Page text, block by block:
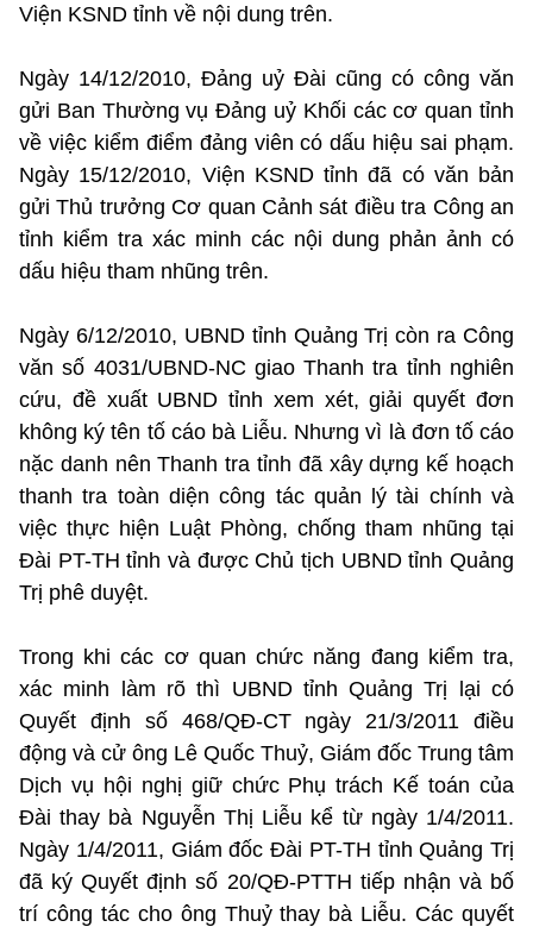
Viện KSND tỉnh về nội dung trên.
Ngày 14/12/2010, Đảng uỷ Đài cũng có công văn
gửi Ban Thường vụ Đảng uỷ Khối các cơ quan tỉnh
về việc kiểm điểm đảng viên có dấu hiệu sai phạm.
Ngày 15/12/2010, Viện KSND tỉnh đã có văn bản
gửi Thủ trưởng Cơ quan Cảnh sát điều tra Công an
tỉnh kiểm tra xác minh các nội dung phản ảnh có
dấu hiệu tham nhũng trên.
Ngày 6/12/2010, UBND tỉnh Quảng Trị còn ra Công
văn số 4031/UBND-NC giao Thanh tra tỉnh nghiên
cứu, đề xuất UBND tỉnh xem xét, giải quyết đơn
không ký tên tố cáo bà Liễu. Nhưng vì là đơn tố cáo
nặc danh nên Thanh tra tỉnh đã xây dựng kế hoạch
thanh tra toàn diện công tác quản lý tài chính và
việc thực hiện Luật Phòng, chống tham nhũng tại
Đài PT-TH tỉnh và được Chủ tịch UBND tỉnh Quảng
Trị phê duyệt.
Trong khi các cơ quan chức năng đang kiểm tra,
xác minh làm rõ thì UBND tỉnh Quảng Trị lại có
Quyết định số 468/QĐ-CT ngày 21/3/2011 điều
động và cử ông Lê Quốc Thuỷ, Giám đốc Trung tâm
Dịch vụ hội nghị giữ chức Phụ trách Kế toán của
Đài thay bà Nguyễn Thị Liễu kể từ ngày 1/4/2011.
Ngày 1/4/2011, Giám đốc Đài PT-TH tỉnh Quảng Trị
đã ký Quyết định số 20/QĐ-PTTH tiếp nhận và bố
trí công tác cho ông Thuỷ thay bà Liễu. Các quyết